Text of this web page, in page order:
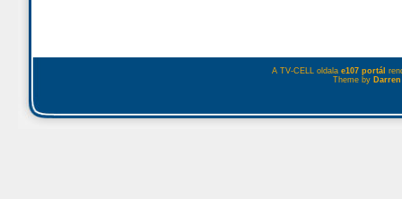
A TV-CELL oldala e107 portál
Theme by